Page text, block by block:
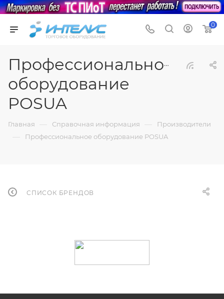
0
Профессиональное
оборудование
POSUA
Главная — Справочная информация — Производители
— Профессиональное оборудование POSUA
СПИСОК БРЕНДОВ